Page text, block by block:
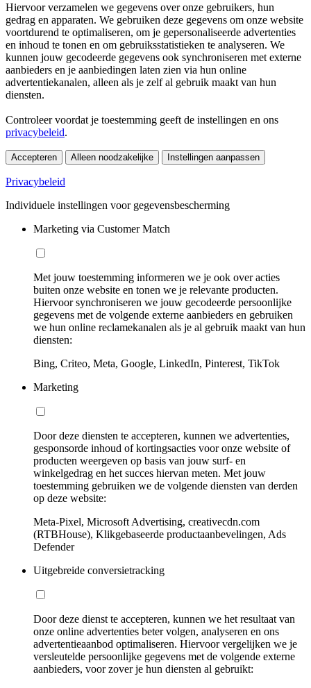
Hiervoor verzamelen we gegevens over onze gebruikers, hun
gedrag en apparaten. We gebruiken deze gegevens om onze website
voortdurend te optimaliseren, om je gepersonaliseerde advertenties
en inhoud te tonen en om gebruiksstatistieken te analyseren. We
kunnen jouw gecodeerde gegevens ook synchroniseren met externe
aanbieders en je aanbiedingen laten zien via hun online
advertentiekanalen, alleen als je zelf al gebruik maakt van hun
diensten.
Controleer voordat je toestemming geeft de instellingen en ons
privacybeleid.
Accepteren Alleen noodzakelijke Instellingen aanpassen
Privacybeleid
Individuele instellingen voor gegevensbescherming
Marketing via Customer Match
Met jouw toestemming informeren we je ook over acties
buiten onze website en tonen we je relevante producten.
Hiervoor synchroniseren we jouw gecodeerde persoonlijke
gegevens met de volgende externe aanbieders en gebruiken
we hun online reclamekanalen als je al gebruik maakt van hun
diensten:
Bing, Criteo, Meta, Google, LinkedIn, Pinterest, TikTok
Marketing
Door deze diensten te accepteren, kunnen we advertenties,
gesponsorde inhoud of kortingsacties voor onze website of
producten weergeven op basis van jouw surf- en
winkelgedrag en het succes hiervan meten. Met jouw
toestemming gebruiken we de volgende diensten van derden
op deze website:
Meta-Pixel, Microsoft Advertising, creativecdn.com
(RTBHouse), Klikgebaseerde productaanbevelingen, Ads
Defender
Uitgebreide conversietracking
Door deze dienst te accepteren, kunnen we het resultaat van
onze online advertenties beter volgen, analyseren en ons
advertentieaanbod optimaliseren. Hiervoor vergelijken we je
versleutelde persoonlijke gegevens met de volgende externe
aanbieders, voor zover je hun diensten al gebruikt: